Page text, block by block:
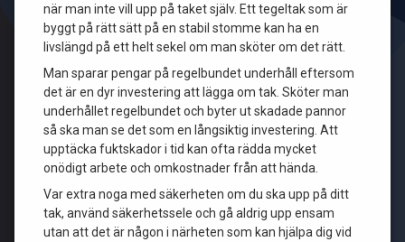
när man inte vill upp på taket själv. Ett tegeltak som är
byggt på rätt sätt på en stabil stomme kan ha en
livslängd på ett helt sekel om man sköter om det rätt.
Man sparar pengar på regelbundet underhåll eftersom
det är en dyr investering att lägga om tak. Sköter man
underhållet regelbundet och byter ut skadade pannor
så ska man se det som en långsiktig investering. Att
upptäcka fuktskador i tid kan ofta rädda mycket
onödigt arbete och omkostnader från att hända.
Var extra noga med säkerheten om du ska upp på ditt
tak, använd säkerhetssele och gå aldrig upp ensam
utan att det är någon i närheten som kan hjälpa dig vid